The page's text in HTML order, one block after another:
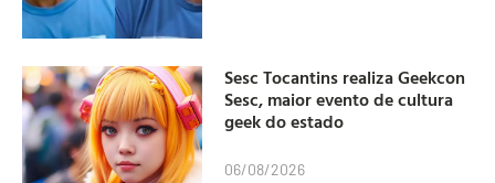
Sesc Tocantins realiza Geekcon
Sesc, maior evento de cultura
geek do estado
06/08/2026